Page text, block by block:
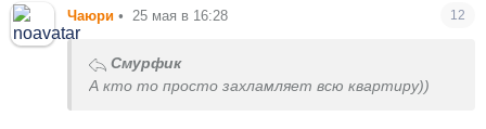
Чаюри • 25 мая в 16:28 12
Смурфик
А кто то просто захламляет всю квартиру))